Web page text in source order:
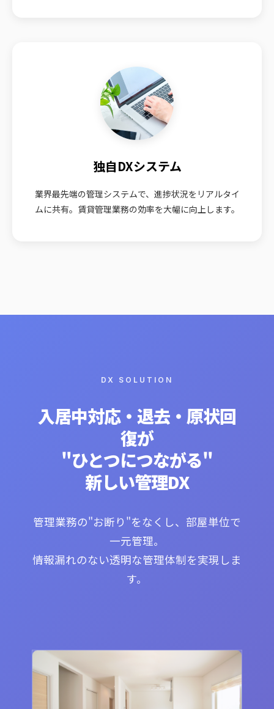
独自DXシステム
業界最先端の管理システムで、進捗状況をリアルタイ
ムに共有。賃貸管理業務の効率を大幅に向上します。
DX SOLUTION
入居中対応・退去・原状回
復が
"ひとつにつながる"
新しい管理DX
管理業務の"お断り"をなくし、部屋単位で
一元管理。
情報漏れのない透明な管理体制を実現しま
す。